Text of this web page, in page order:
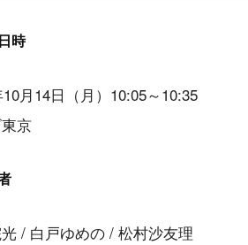
時
月14日（月）10:05～10:35
京
/ 白戸ゆめの / 松村沙友理